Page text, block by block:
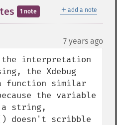
＋ add a note
1 note
7 years ago
interpretation
the Xdebug
function similar
the variable
a string,
doesn't scribble